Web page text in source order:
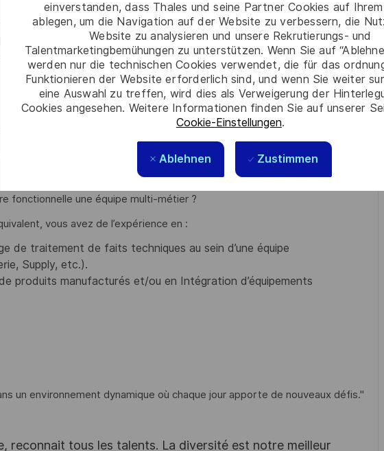
einverstanden, dass Thales und seine Partner Cookies auf
ablegen, um die Navigation auf der Website zu verbessern, die
Website zu analysieren und unsere Rekrutierungs- und
Talentmarketingbemühungen zu unterstützen. Wenn Sie auf
werden nur die technischen Cookies verwendet, die für das
Funktionieren der Website erforderlich sind, und wenn Sie weiter
eine Auswahl zu treffen, wird dies als Verweigerung der
Cookies angesehen. Weitere Informationen finden Sie auf unserer
Cookie-Einstellungen.
Ablehnen Zustimmen
rechercher les causes-racines, piloter les plans d'actions (analyses
et interne.
des produits futurs.
haute technicité (
fonctionnelle une équipe multi-métier ?
vous avez de l’expérience en :
de traitement de faits techniques au sein d’une équipe
Supply, etc.).
produits manufacturés et/ou en Intégration d’équipements
un environnement dynamique où chaque jour apporte de nouveaux défis."
reconnait tous les talents. La diversité est notre meilleur